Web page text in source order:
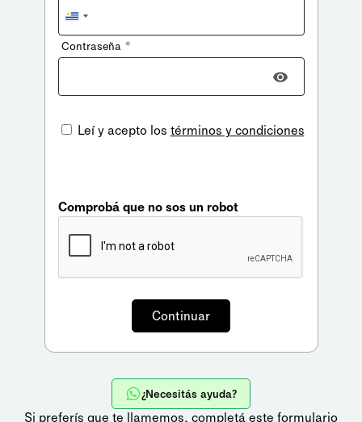
Uruguay
+598
Contraseña *
Leí y acepto los términos y condiciones
Comprobá que no sos un robot
¿Necesitás ayuda?
Si preferís que te llamemos, completá este formulario